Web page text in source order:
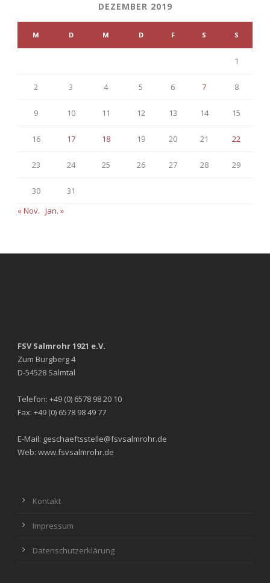
DEZEMBER 2019
M D M D F S S
1
2 3 4 5 6 7 8
9 10 11 12 13 14 15
16 17 18 19 20 21 22
23 24 25 26 27 28 29
30
31
« Nov. Jan. »
FSV Salmrohr 1921 e.V.
Zum Burgberg 4
D-54528 Salmtal
Telefon: +49 (0) 6578 98 20 10
Fax: +49 (0) 6578 98 49 77
E-Mail: geschaeftsstelle@fsvsalmrohr.de
Web: www.fsvsalmrohr.de
Kontakt
Impressum
Datenschutzerklärung